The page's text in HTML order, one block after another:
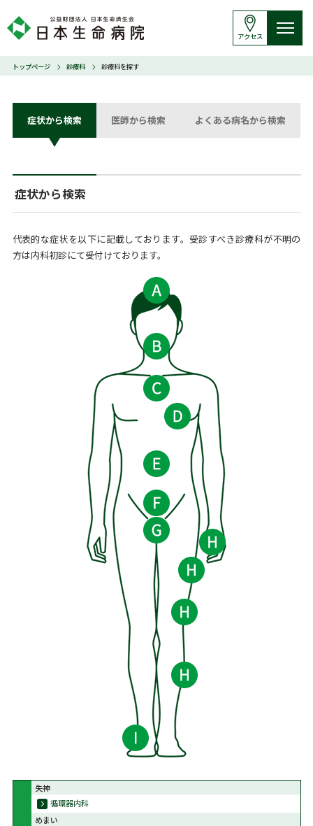
アクセス
トップページ 診療科 診療科を探す
症状から検索 医師から検索 よくある病名から検索
症状から検索
代表的な症状を以下に記載しております。受診すべき診療科が不明の
方は内科初診にて受付けております。
失神
循環器内科
めまい